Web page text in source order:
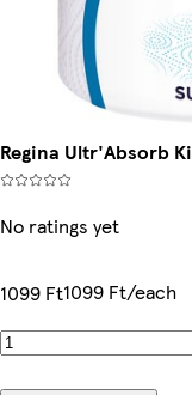
Regina Ultr'Absorb
No ratings yet
1099 Ft1099 Ft/each